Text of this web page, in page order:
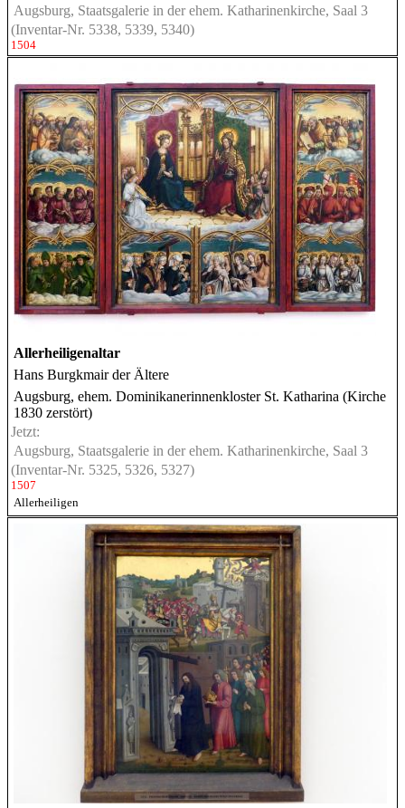
Augsburg, Staatsgalerie in der ehem. Katharinenkirche, Saal 3
(Inventar-Nr. 5338, 5339, 5340)
1504
Allerheiligenaltar
Hans Burgkmair der Ältere
Augsburg, ehem. Dominikanerinnenkloster St. Katharina (Kirche
1830 zerstört)
Jetzt:
Augsburg, Staatsgalerie in der ehem. Katharinenkirche, Saal 3
(Inventar-Nr. 5325, 5326, 5327)
1507
Allerheiligen